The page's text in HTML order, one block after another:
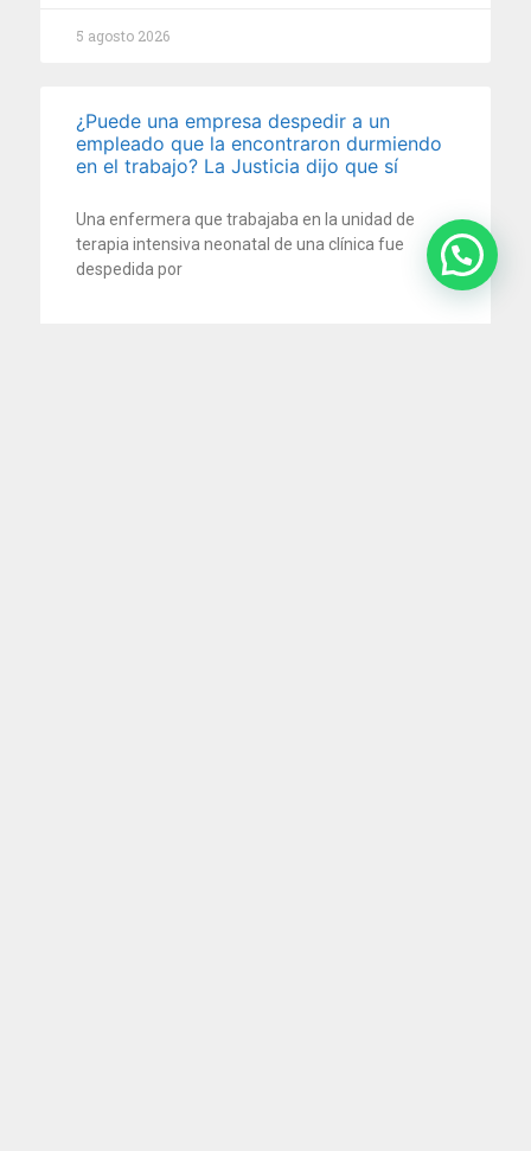
5 agosto 2026
¿Puede una empresa despedir a un
empleado que la encontraron durmiendo
en el trabajo? La Justicia dijo que sí
Una enfermera que trabajaba en la unidad de
terapia intensiva neonatal de una clínica fue
despedida por